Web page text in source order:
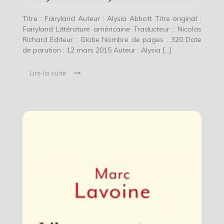
Titre : Fairyland Auteur : Alysia Abbott Titre original :
Fairyland Littérature américaine Traducteur : Nicolas
Richard Éditeur : Globe Nombre de pages : 320 Date
de parution : 12 mars 2015 Auteur : Alysia […]
Lire la suite